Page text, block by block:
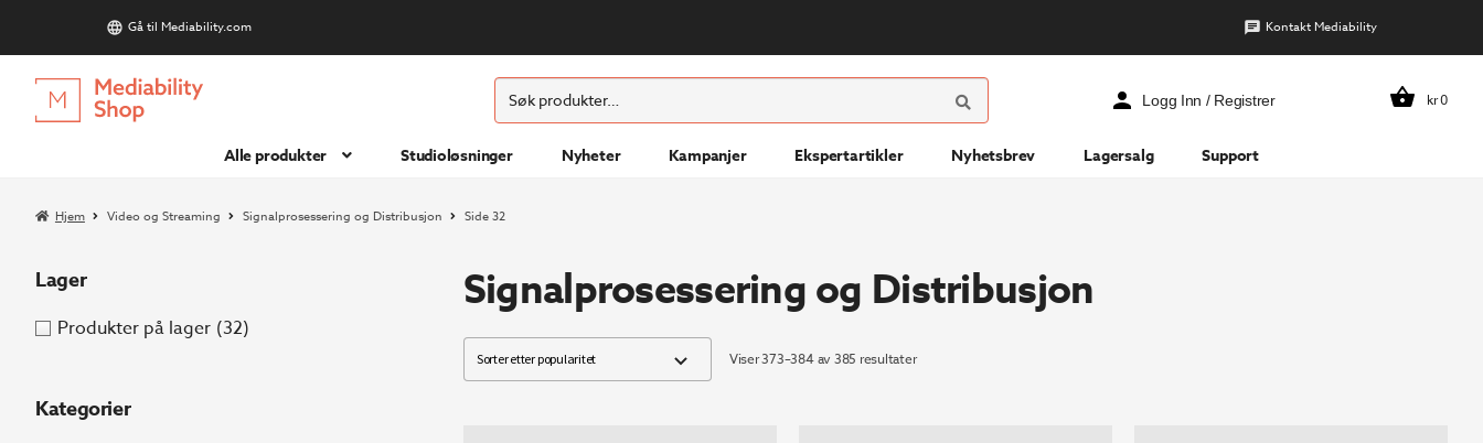
Gå til Mediability.com Kontakt Mediability
Hopp
til
Hopp
til
Søk
etter:
SØK
Logg Inn / Registrer kr0
Alle produkter Studioløsninger Nyheter Kampanjer Ekspertartikler Nyhetsbrev Lagersalg Support
Hjem Video og Streaming Signalprosessering og Distribusjon Side 32
Signalprosessering og Distribusjon
Viser 373–384 av 385 resultaterSortert
Lager
Produkter på lager (32)
Kategorier